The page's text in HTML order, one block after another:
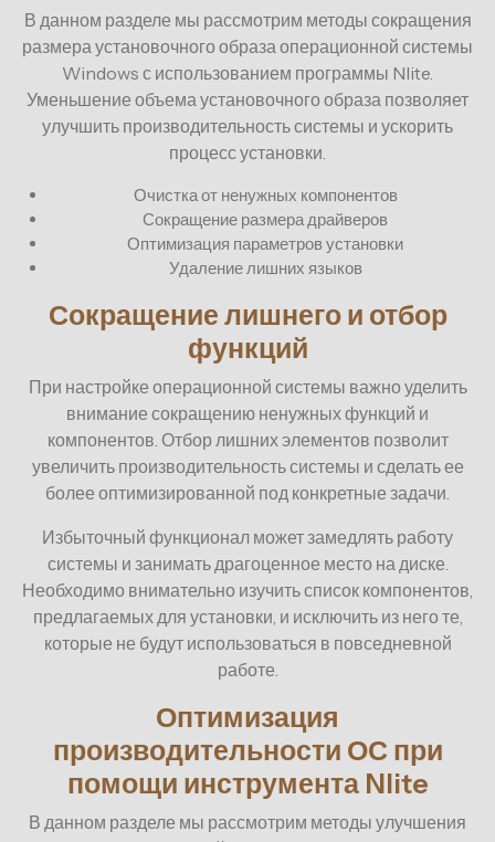
В данном разделе мы рассмотрим методы сокращения
размера установочного образа операционной системы
Windows с использованием программы Nlite.
Уменьшение объема установочного образа позволяет
улучшить производительность системы и ускорить
процесс установки.
Очистка от ненужных компонентов
Сокращение размера драйверов
Оптимизация параметров установки
Удаление лишних языков
Сокращение лишнего и отбор
функций
При настройке операционной системы важно уделить
внимание сокращению ненужных функций и
компонентов. Отбор лишних элементов позволит
увеличить производительность системы и сделать ее
более оптимизированной под конкретные задачи.
Избыточный функционал может замедлять работу
системы и занимать драгоценное место на диске.
Необходимо внимательно изучить список компонентов,
предлагаемых для установки, и исключить из него те,
которые не будут использоваться в повседневной
работе.
Оптимизация
производительности ОС при
помощи инструмента Nlite
В данном разделе мы рассмотрим методы улучшения